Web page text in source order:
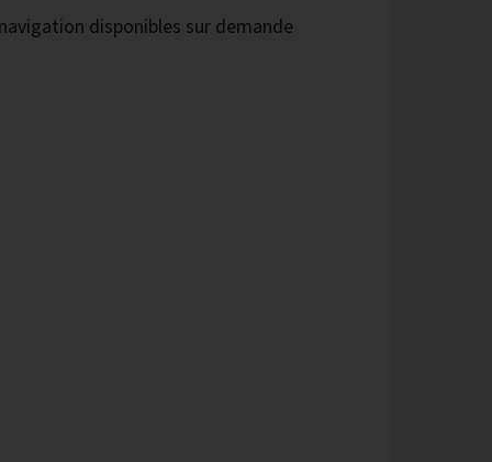
disponibles sur demande